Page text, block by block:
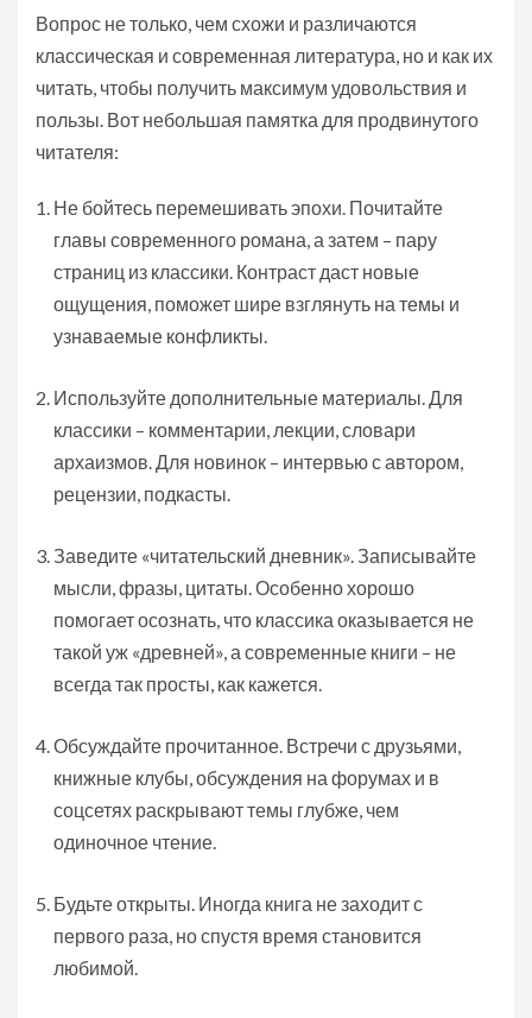
Вопрос не только, чем схожи и различаются
классическая и современная литература, но и как их
читать, чтобы получить максимум удовольствия и
пользы. Вот небольшая памятка для продвинутого
читателя:
Не бойтесь перемешивать эпохи. Почитайте
главы современного романа, а затем – пару
страниц из классики. Контраст даст новые
ощущения, поможет шире взглянуть на темы и
узнаваемые конфликты.
Используйте дополнительные материалы. Для
классики – комментарии, лекции, словари
архаизмов. Для новинок – интервью с автором,
рецензии, подкасты.
Заведите «читательский дневник». Записывайте
мысли, фразы, цитаты. Особенно хорошо
помогает осознать, что классика оказывается не
такой уж «древней», а современные книги – не
всегда так просты, как кажется.
Обсуждайте прочитанное. Встречи с друзьями,
книжные клубы, обсуждения на форумах и в
соцсетях раскрывают темы глубже, чем
одиночное чтение.
Будьте открыты. Иногда книга не заходит с
первого раза, но спустя время становится
любимой.